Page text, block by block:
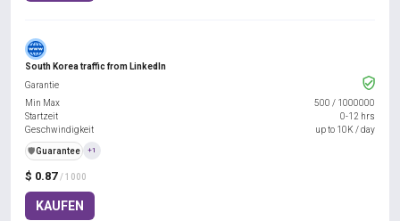
South Korea traffic from LinkedIn
$ 0.87 / 1000
KAUFEN
Garantie
Min Max
500 / 1000000
Startzeit
0-12 hrs
Geschwindigkeit
up to 10K / day
️🛡️Guarantee +1